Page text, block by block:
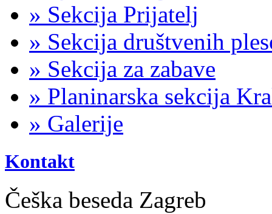
» Sekcija Prijatelj
» Sekcija društvenih
» Sekcija za zabave
» Planinarska sekcija
» Galerije
Kontakt
Češka beseda Zagreb